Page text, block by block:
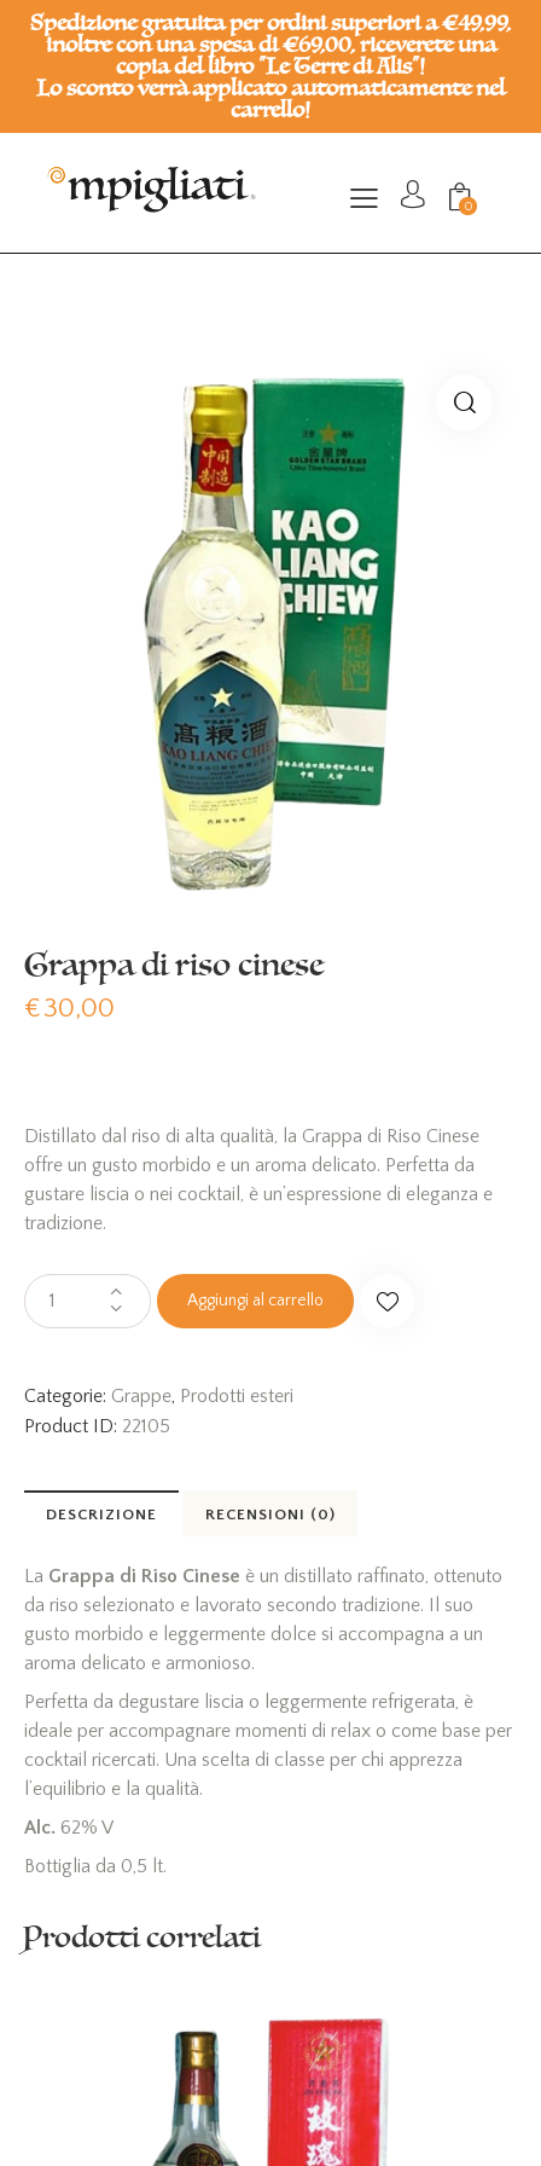
Spedizione gratuita per ordini superiori a €49,99,
inoltre con una spesa di €69,00, riceverete una
copia del libro "Le Terre di Alis"!
Lo sconto verrà applicato automaticamente nel
carrello!
0
Grappa di riso cinese
€30,00
Distillato dal riso di alta qualità, la Grappa di Riso Cinese
offre un gusto morbido e un aroma delicato. Perfetta da
gustare liscia o nei cocktail, è un’espressione di eleganza e
tradizione.
Aggiungi al carrello
Categorie: Grappe, Prodotti esteri
Product ID: 22105
DESCRIZIONE RECENSIONI (0)
La Grappa di Riso Cinese è un distillato raffinato, ottenuto
da riso selezionato e lavorato secondo tradizione. Il suo
gusto morbido e leggermente dolce si accompagna a un
aroma delicato e armonioso.
Perfetta da degustare liscia o leggermente refrigerata, è
ideale per accompagnare momenti di relax o come base per
cocktail ricercati. Una scelta di classe per chi apprezza
l’equilibrio e la qualità.
Alc. 62% V
Bottiglia da 0,5 lt.
Prodotti correlati